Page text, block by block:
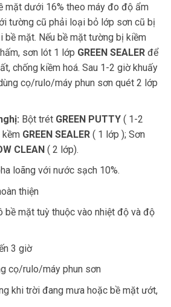
mặt dưới 16% theo máy đo độ ẩm
tường cũ phải loại bỏ lớp sơn cũ bị
bề mặt. Nếu bề mặt tường bị kiềm
sơn lót 1 lớp GREEN SEALERđể
chống kiềm hoá. Sau 1-2 giờ khuấy
cọ/rulo/máy phun sơn quét 2 lớp
Bột trét GREEN PUTTY( 1-2
kềm GREEN SEALER ( 1 lớp ); Sơn
CLEAN ( 2 lớp).
loãng với nước sạch 10%.
thiện
bề mặt tuỳ thuộc vào nhiệt độ và độ
3 giờ
cọ/rulo/máy phun sơn
khi trời đang mưa hoặc bề mặt ướt,